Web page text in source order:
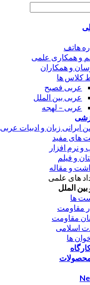
هاتف
و همکاری علمی
و همکاران
کلاس ها
عربی فصیح
عربی بین الملل
عربی – لهجه
ایرانی زبان و ادبیات عربی
های مفید
و نرم افزار
و فیلم
و مقاله
های علمی
الملل
ها
مقاومت
مقاومت
اسلامی
ها
محصولات